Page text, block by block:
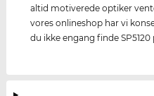
altid motiverede optiker
vores onlineshop har vi
du ikke engang finde SP5120